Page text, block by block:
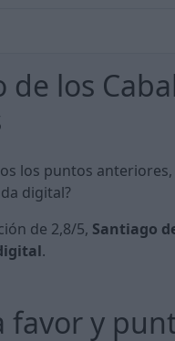
de los
los puntos
digital?
de 2,8/5, Santiago
.
favor y